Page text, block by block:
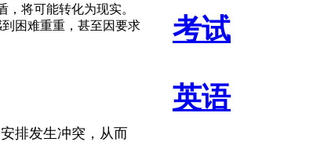
考试
英语
将可能转化为现实。
困难重重，甚至因要求
排发生冲突，从而